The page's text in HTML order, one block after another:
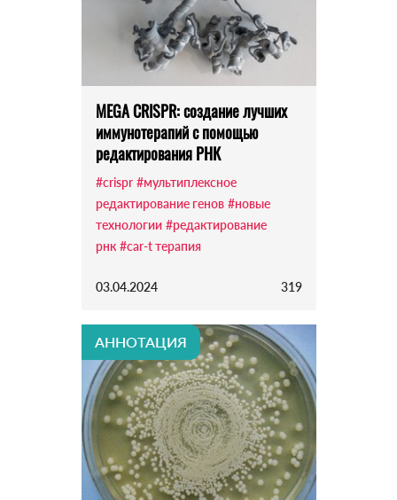
МEGA CRISPR: создание лучших
иммунотерапий с помощью
редактирования РНК
#crispr #мультиплексное
редактирование генов #новые
технологии #редактирование
рнк #car-t терапия
03.04.2024 319
АННОТАЦИЯ